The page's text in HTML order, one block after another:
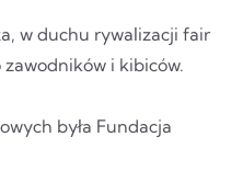
w duchu rywalizacji fair
i kibiców.
była Fundacja